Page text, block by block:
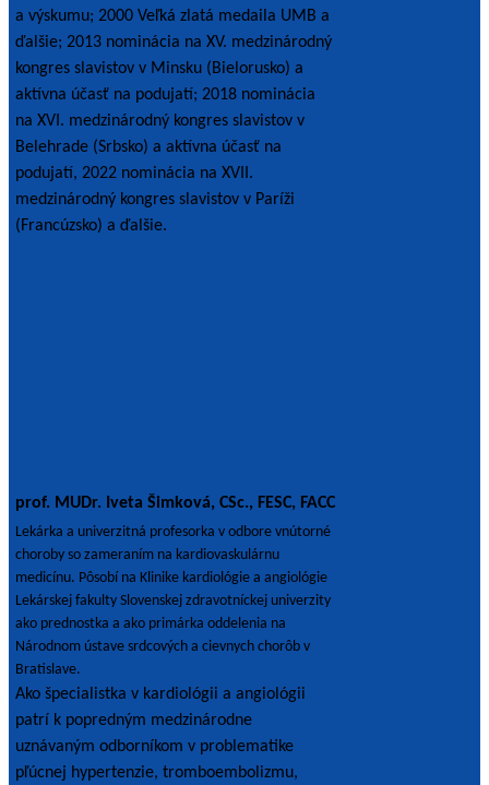
a výskumu; 2000 Veľká zlatá medaila UMB a
ďalšie; 2013 nominácia na XV. medzinárodný
kongres slavistov v Minsku (Bielorusko) a
aktívna účasť na podujatí; 2018 nominácia
na XVI. medzinárodný kongres slavistov v
Belehrade (Srbsko) a aktívna účasť na
podujatí, 2022 nominácia na XVII.
medzinárodný kongres slavistov v Paríži
(Francúzsko) a ďalšie.
prof. MUDr. Iveta Šimková, CSc., FESC, FACC
Lekárka a univerzitná profesorka v odbore vnútorné
choroby so zameraním na kardiovaskulárnu
medicínu. Pôsobí na Klinike kardiológie a angiológie
Lekárskej fakulty Slovenskej zdravotníckej univerzity
ako prednostka a ako primárka oddelenia na
Národnom ústave srdcových a cievnych chorôb v
Bratislave.
Ako špecialistka v kardiológii a angiológii
patrí k popredným medzinárodne
uznávaným odborníkom v problematike
pľúcnej hypertenzie, tromboembolizmu,